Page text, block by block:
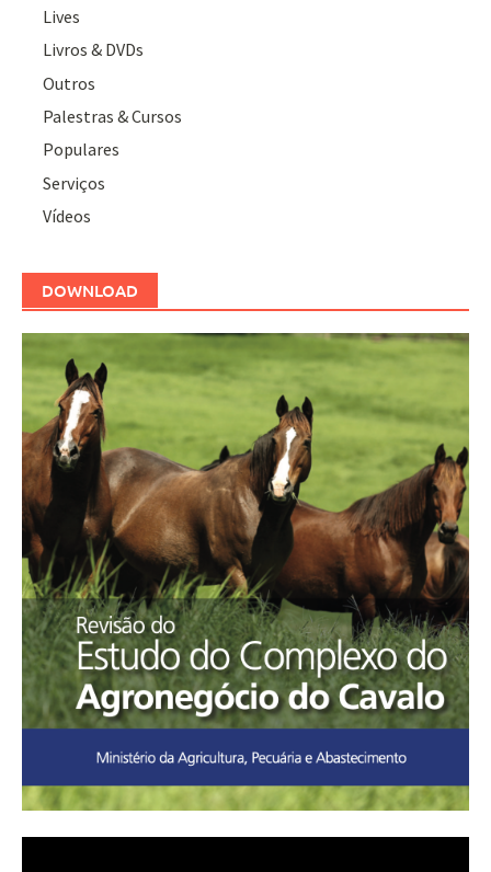
Lives
Livros & DVDs
Outros
Palestras & Cursos
Populares
Serviços
Vídeos
DOWNLOAD